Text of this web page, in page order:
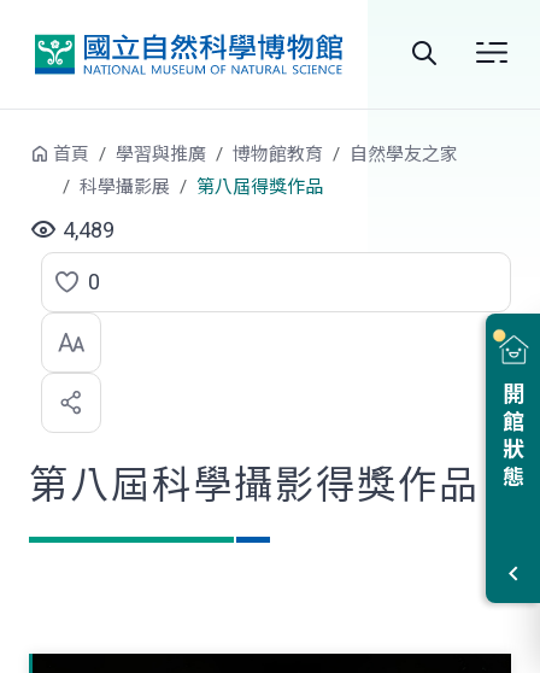
站
開館狀態
首頁 學習與推廣 博物館教育
自然學友之家
科學攝影展
第八屆得獎作品
4,489
點
選
喜
歡
0
第八屆科學攝影得獎作品